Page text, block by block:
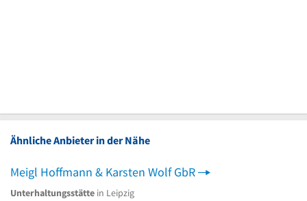
Ähnliche Anbieter in der Nähe
Meigl Hoffmann & Karsten Wolf GbR
Unterhaltungsstätte in Leipzig